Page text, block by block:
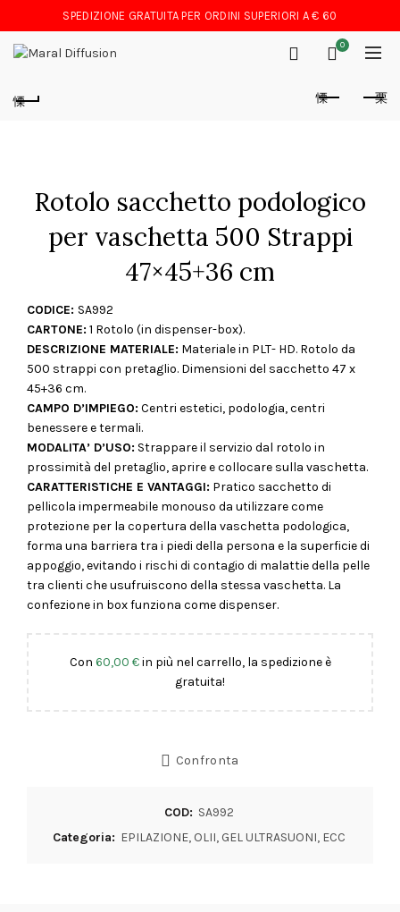
SPEDIZIONE GRATUITA PER ORDINI SUPERIORI A € 60
0
Rotolo sacchetto podologico
per vaschetta 500 Strappi
47×45+36 cm
CODICE: SA992
CARTONE: 1 Rotolo (in dispenser-box).
DESCRIZIONE MATERIALE: Materiale in PLT- HD. Rotolo da
500 strappi con pretaglio. Dimensioni del sacchetto 47 x
45+36 cm.
CAMPO D’IMPIEGO: Centri estetici, podologia, centri
benessere e termali.
MODALITA’ D’USO: Strappare il servizio dal rotolo in
prossimità del pretaglio, aprire e collocare sulla vaschetta.
CARATTERISTICHE E VANTAGGI: Pratico sacchetto di
pellicola impermeabile monouso da utilizzare come
protezione per la copertura della vaschetta podologica,
forma una barriera tra i piedi della persona e la superficie di
appoggio, evitando i rischi di contagio di malattie della pelle
tra clienti che usufruiscono della stessa vaschetta. La
confezione in box funziona come dispenser.
Con 60,00 €in più nel carrello, la spedizione è
gratuita!
Confronta
COD: SA992
Categoria: EPILAZIONE, OLII, GEL ULTRASUONI, ECC